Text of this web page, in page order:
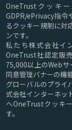
OneTrustクッキ
GDPR/ePrivacy指令
るクッキー規制に対
ンです。
私たち株式会社イ
OneTrust社認定販
75,000以上のWeb
同意管理バナーの機
グローバルのプライ
式会社インターネッ
へOneTrustクッキ
す。